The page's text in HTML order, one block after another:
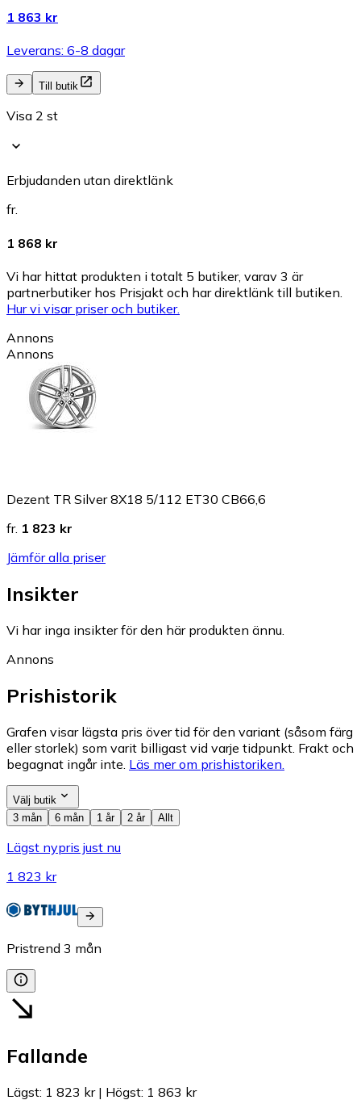
1 863 kr
Leverans: 6-8 dagar
Till butik
Visa 2 st
Erbjudanden utan direktlänk
fr.
1 868 kr
Vi har hittat produkten i totalt 5 butiker, varav 3 är
partnerbutiker hos Prisjakt och har direktlänk till butiken.
Hur vi visar priser och butiker.
Annons
Annons
Dezent TR Silver 8X18 5/112 ET30 CB66,6
fr. 1 823 kr
Jämför alla priser
Insikter
Vi har inga insikter för den här produkten ännu.
Annons
Prishistorik
Grafen visar lägsta pris över tid för den variant (såsom färg
eller storlek) som varit billigast vid varje tidpunkt. Frakt och
begagnat ingår inte. Läs mer om prishistoriken.
Välj butik
3 mån
6 mån 1 år 2 år Allt
Lägst nypris just nu
1 823 kr
Pristrend 3 mån
Fallande
Lägst: 1 823 kr| Högst: 1 863 kr